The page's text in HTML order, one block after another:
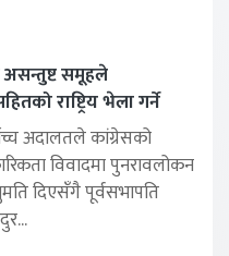
असन्तुष्ट समूहले
राष्ट्रिय भेला गर्ने
अदालतले कांग्रेसको
विवादमा पुनरावलोकन
दिएसँगै पूर्वसभापति